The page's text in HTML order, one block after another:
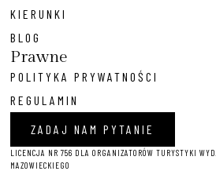
KIERUNKI
BLOG
Prawne
POLITYKA PRYWATNOŚCI
REGULAMIN
ZADAJ NAM PYTANIE
LICENCJA NR 756 DLA ORGANIZATORÓW TURYSTYKI
MAZOWIECKIEGO